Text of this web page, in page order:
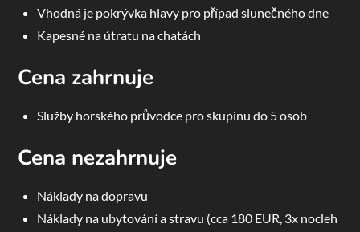
Vhodná je pokrývka hlavy pro případ slunečného dne
Kapesné na útratu na chatách
Cena zahrnuje
Služby horského průvodce pro skupinu do 5 osob
Cena nezahrnuje
Náklady na dopravu
Náklady na ubytování a stravu (cca 180 EUR, 3x nocleh